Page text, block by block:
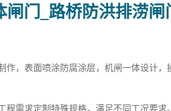
门_路桥防洪排涝闸
，表面喷涂防腐涂层，机闸一体设计
需求定制特殊规格，满足不同工况要求